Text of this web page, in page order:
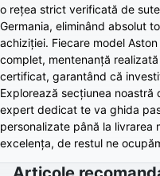
o rețea strict verificată de
Germania, eliminând absolut
achiziției. Fiecare model
complet, mentenanță
certificat, garantând că
Explorează secțiunea
expert dedicat te va ghida
personalizate până la livrarea
excelența, de restul ne